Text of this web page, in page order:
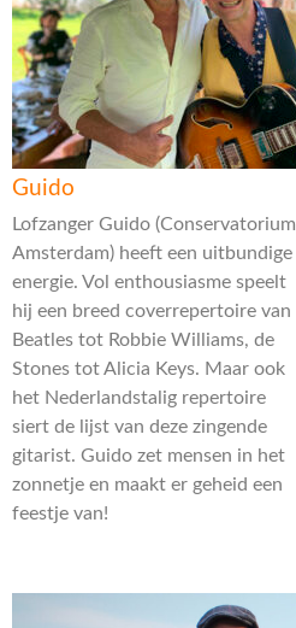
Guido
Lofzanger Guido (Conservatorium
Amsterdam) heeft een uitbundige
energie. Vol enthousiasme speelt
hij een breed coverrepertoire van
Beatles tot Robbie Williams, de
Stones tot Alicia Keys. Maar ook
het Nederlandstalig repertoire
siert de lijst van deze zingende
gitarist. Guido zet mensen in het
zonnetje en maakt er geheid een
feestje van!